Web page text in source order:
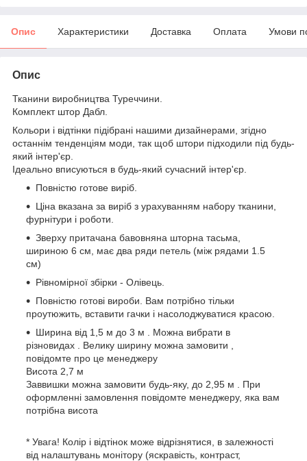
Опис Характеристики Доставка Оплата Умови
Опис
Тканини виробництва Туреччини.
Комплект штор Дабл.
Кольори і відтінки підібрані нашими дизайнерами, згідно
останнім тенденціям моди, так щоб штори підходили під будь-
який інтер'єр.
Ідеально вписуються в будь-який сучасний інтер'єр.
Повністю готове виріб.
Ціна вказана за виріб з урахуванням набору тканини,
фурнітури і роботи.
Зверху притачана бавовняна шторна тасьма,
шириною 6 см, має два ряди петель (між рядами 1.5
см)
Рівномірної збірки - Олівець.
Повністю готові вироби. Вам потрібно тільки
проутюжить, вставити гачки і насолоджуватися красою.
Ширина від 1,5 м до 3 м . Можна вибрати в
різновидах . Велику ширину можна замовити ,
повідомте про це менеджеру
Висота 2,7 м
Заввишки можна замовити будь-яку, до 2,95 м . При
оформленні замовлення повідомте менеджеру, яка вам
потрібна висота
* Увага! Колір і відтінок може відрізнятися, в залежності
від налаштувань монітору (яскравість, контраст,